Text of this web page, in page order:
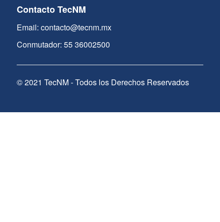
Contacto TecNM
Email: contacto@tecnm.mx
Conmutador: 55 36002500
© 2021 TecNM - Todos los Derechos Reservados